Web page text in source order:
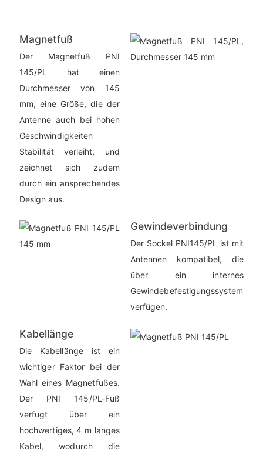
Magnetfuß
Der Magnetfuß PNI
145/PL hat einen
Durchmesser von 145
mm, eine Größe, die der
Antenne auch bei hohen
Geschwindigkeiten
Stabilität verleiht, und
zeichnet sich zudem
durch ein ansprechendes
Design aus.
Gewindeverbindung
Der Sockel PNI145/PL ist mit
Antennen kompatibel, die
über ein internes
Gewindebefestigungssystem
verfügen.
Kabellänge
Die Kabellänge ist ein
wichtiger Faktor bei der
Wahl eines Magnetfußes.
Der PNI 145/PL-Fuß
verfügt über ein
hochwertiges, 4 m langes
Kabel, wodurch die